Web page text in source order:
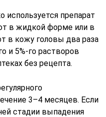
препарат
в жидкой форме или в
в кожу головы два раза
и 5%-го растворов
без рецепта.
3–4 месяцев. Если
стадии выпадения